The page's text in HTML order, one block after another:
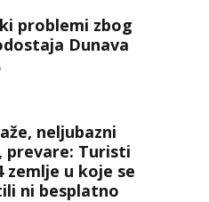
problemi zbog
Dunava
neljubazni
prevare: Turisti
zemlje u koje se
ni besplatno